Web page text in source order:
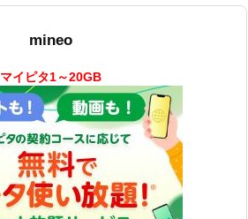
mineo
マイピタ1～20GB